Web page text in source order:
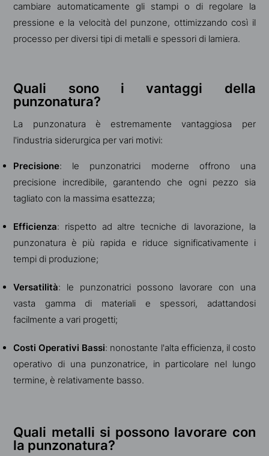
cambiare automaticamente gli stampi o di regolare la
pressione e la velocità del punzone, ottimizzando così il
processo per diversi tipi di metalli e spessori di lamiera.
Quali sono i vantaggi della
punzonatura?
La punzonatura è estremamente vantaggiosa per
l'industria siderurgica per vari motivi:
Precisione: le punzonatrici moderne offrono una
precisione incredibile, garantendo che ogni pezzo sia
tagliato con la massima esattezza;
Efficienza: rispetto ad altre tecniche di lavorazione, la
punzonatura è più rapida e riduce significativamente i
tempi di produzione;
Versatilità: le punzonatrici possono lavorare con una
vasta gamma di materiali e spessori, adattandosi
facilmente a vari progetti;
Costi Operativi Bassi: nonostante l'alta efficienza, il costo
operativo di una punzonatrice, in particolare nel lungo
termine, è relativamente basso.
Quali metalli si possono lavorare con
la punzonatura?